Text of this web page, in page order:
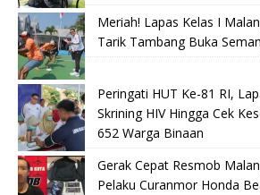
Meriah! Lapas Kelas I
Tarik Tambang Buka
Peringati HUT Ke-81 RI,
Skrining HIV Hingga Cek
652 Warga Binaan
Gerak Cepat Resmob
Pelaku Curanmor Honda